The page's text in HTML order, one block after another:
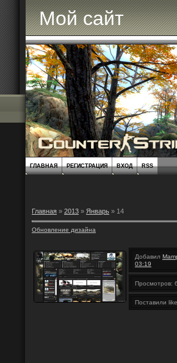
Мой сайт
ГЛАВНАЯ РЕГИСТРАЦИЯ ВХОД RSS
Главная » 2013 » Январь » 14
Обновление дизайна
Добавил
03:19
Просмотров:
Поставили